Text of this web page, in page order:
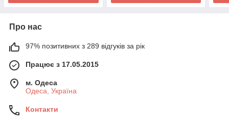
Про нас
97% позитивних з 289 відгуків за рік
Працює з 17.05.2015
м. Одеса
Одеса, Україна
Контакти